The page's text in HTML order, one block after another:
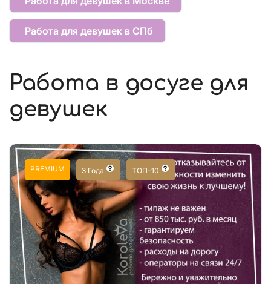
Работа для девушек в СПб
Работа в досуге для
девушек
PREMIUM 3 Года ТОП-10